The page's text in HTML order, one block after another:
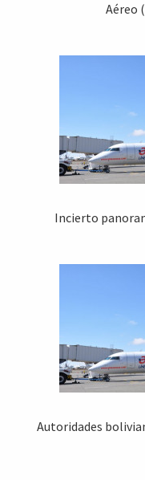
Aéreo
Incierto
Autoridades